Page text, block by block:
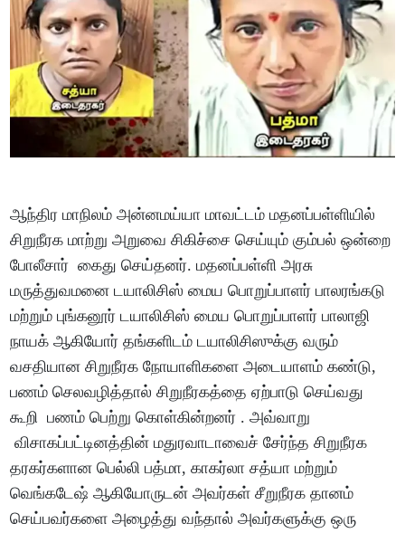
ஆந்திர மாநிலம் அன்னமய்யா மாவட்டம் மதனப்பள்ளியில்
சிறுநீரக மாற்று அறுவை சிகிச்சை செய்யும் கும்பல் ஒன்றை
போலீசார் கைது செய்தனர். ​​மதனப்பள்ளி அரசு
மருத்துவமனை டயாலிசிஸ் மைய பொறுப்பாளர் பாலரங்கடு
மற்றும் புங்கனூர் டயாலிசிஸ் மைய பொறுப்பாளர் பாலாஜி
நாயக் ஆகியோர் தங்களிடம் டயாலிசிஸுக்கு வரும்
வசதியான சிறுநீரக நோயாளிகளை அடையாளம் கண்டு,
பணம் செலவழித்தால் சிறுநீரகத்தை ஏற்பாடு செய்வது
கூறி பணம் பெற்று கொள்கின்றனர் . அவ்வாறு
விசாகப்பட்டினத்தின் மதுரவாடாவைச் சேர்ந்த சிறுநீரக
தரகர்களான பெல்லி பத்மா, காகர்லா சத்யா மற்றும்
வெங்கடேஷ் ஆகியோருடன் அவர்கள் சீறுநீரக தானம்
செய்பவர்களை அழைத்து வந்தால் அவர்களுக்கு ஒரு